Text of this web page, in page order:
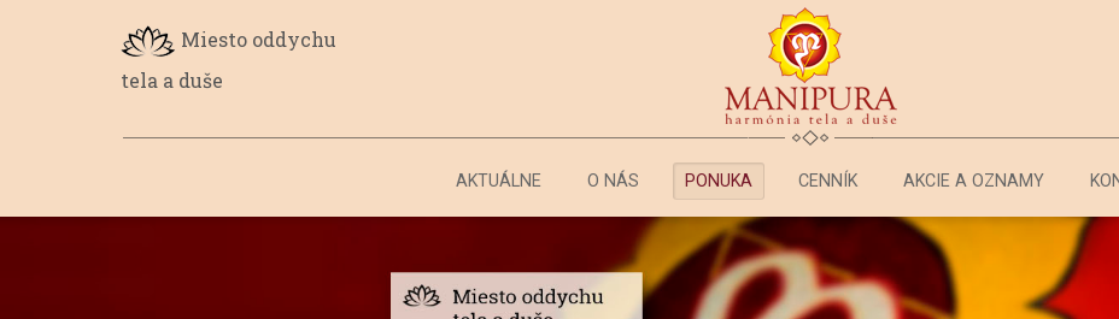
Miesto oddychu
tela a duše
AKTUÁLNE O NÁS PONUKA CENNÍK AKCIE A OZNAMY